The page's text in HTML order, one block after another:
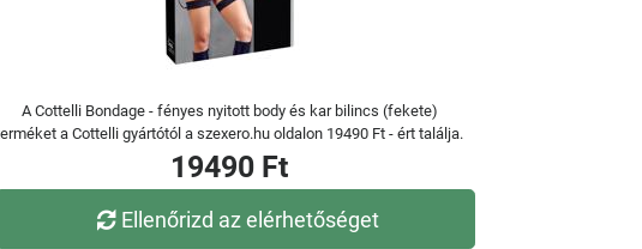
A Cottelli Bondage - fényes nyitott body és kar bilincs (fekete)
a Cottelli gyártótól a szexero.hu oldalon 19490 Ft - ért találja.
19490 Ft
Ellenőrizd az elérhetőséget